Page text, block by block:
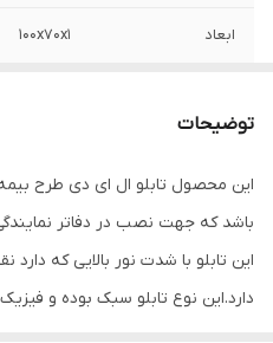
ابعاد 100x70x1
توضیحات
این محصول تابلو ال ای دی طرح بیمه
باشد که جهت نصب در دفاتر
این تابلو با شدت نور بالایی که
دارد.این نوع تابلو سبک بوده و